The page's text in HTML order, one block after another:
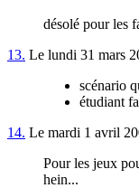
désolé pour les
13. Le lundi 31 mars
scénario
étudiant
14. Le mardi 1 avril
Pour les jeux
hein...